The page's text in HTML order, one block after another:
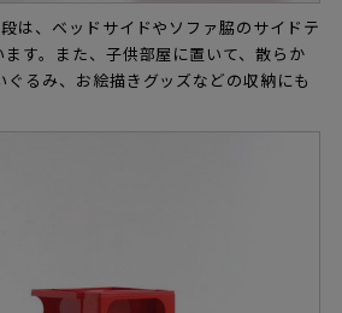
は、ベッドサイドやソファ脇のサイドテ
ます。また、子供部屋に置いて、散らか
ぐるみ、お絵描きグッズなどの収納にも